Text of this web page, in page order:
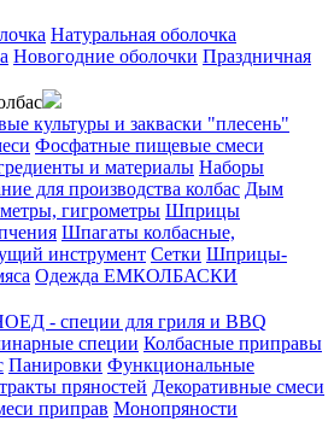
Натуральная оболочка
Новогодние оболочки Праздничная
культуры и закваски "плесень"
Фосфатные пищевые смеси
и материалы Наборы
для производства колбас Дым
гигрометры Шприцы
Шпагаты колбасные,
инструмент Сетки Шприцы-
Одежда ЕМКОЛБАСКИ
- специи для гриля и BBQ
специи Колбасные приправы
Панировки Функциональные
пряностей Декоративные смеси
приправ Монопряности